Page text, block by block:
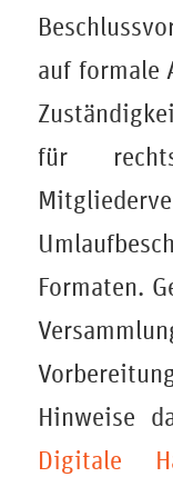
auf formale
für
Formaten.
Hinweise
Digitale